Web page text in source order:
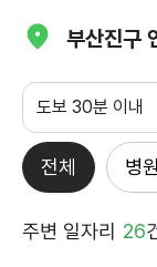
부산진구
도보 30분 이내
전체 병
주변 일자리 26